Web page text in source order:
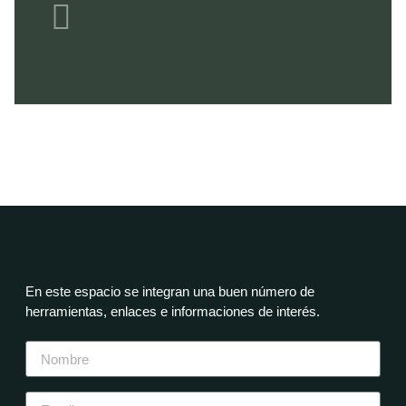
En este espacio se integran una buen número de
herramientas, enlaces e informaciones de interés.